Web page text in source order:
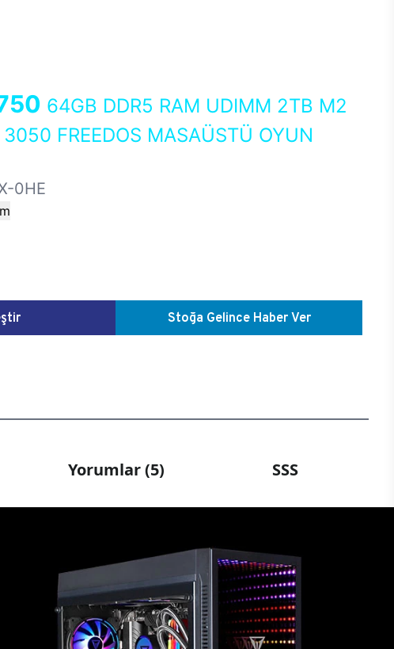
64GB DDR5 RAM UDIMM 2TB M2
FREEDOS MASAÜSTÜ OYUN
0HE
Stoğa Gelince Haber Ver
Yorumlar (5) SSS